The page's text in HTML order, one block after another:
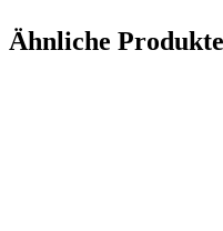
Ähnliche Produkte